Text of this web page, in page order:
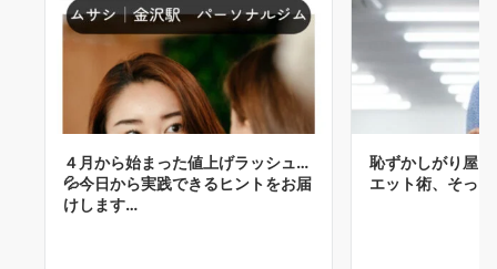
４月から始まった値上げラッシュ…
💦今日から実践できるヒントをお届
けします…
恥ずかしがり屋
エット術、そっ